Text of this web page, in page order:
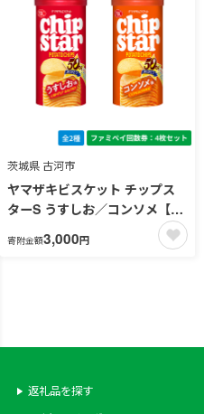
茨城県 古河市
ヤマザキビスケット チップス
ターS うすしお／コンソメ【フ
ァミペイ回数券4枚セット】
寄附金額3,000円
返礼品を探す